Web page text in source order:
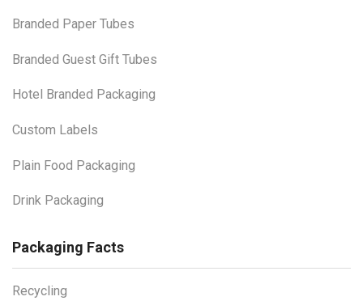
Branded Paper Tubes
Branded Guest Gift Tubes
Hotel Branded Packaging
Custom Labels
Plain Food Packaging
Drink Packaging
Packaging Facts
Recycling